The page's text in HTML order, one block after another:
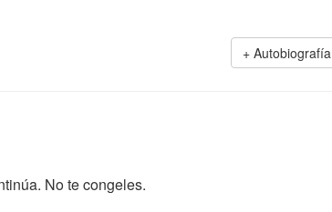
Autobiografía
No te congeles.